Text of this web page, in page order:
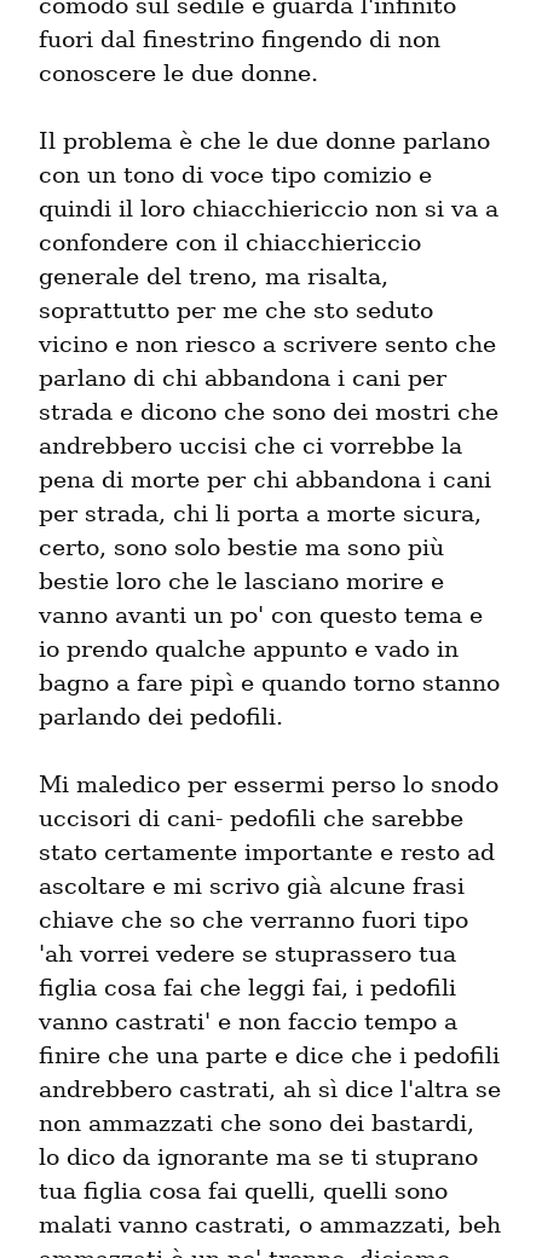
fuori dal finestrino fingendo di non
conoscere le due donne.
Il problema è che le due donne parlano
con un tono di voce tipo comizio e
quindi il loro chiacchiericcio non si va a
confondere con il chiacchiericcio
generale del treno, ma risalta,
soprattutto per me che sto seduto
vicino e non riesco a scrivere sento che
parlano di chi abbandona i cani per
strada e dicono che sono dei mostri che
andrebbero uccisi che ci vorrebbe la
pena di morte per chi abbandona i cani
per strada, chi li porta a morte sicura,
certo, sono solo bestie ma sono più
bestie loro che le lasciano morire e
vanno avanti un po' con questo tema e
io prendo qualche appunto e vado in
bagno a fare pipì e quando torno stanno
parlando dei pedofili.
Mi maledico per essermi perso lo snodo
uccisori di cani- pedofili che sarebbe
stato certamente importante e resto ad
ascoltare e mi scrivo già alcune frasi
chiave che so che verranno fuori tipo
'ah vorrei vedere se stuprassero tua
figlia cosa fai che leggi fai, i pedofili
vanno castrati' e non faccio tempo a
finire che una parte e dice che i pedofili
andrebbero castrati, ah sì dice l'altra se
non ammazzati che sono dei bastardi,
lo dico da ignorante ma se ti stuprano
tua figlia cosa fai quelli, quelli sono
malati vanno castrati, o ammazzati, beh